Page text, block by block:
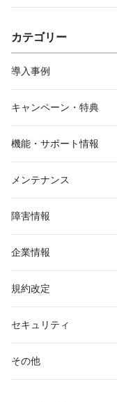
カテゴリー
導入事例
キャンペーン・特典
機能・サポート情報
メンテナンス
障害情報
企業情報
規約改定
セキュリティ
その他